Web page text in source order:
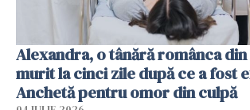
Alexandra, o tânără românca din
murit la cinci zile după ce a fost
Anchetă pentru omor din culpă